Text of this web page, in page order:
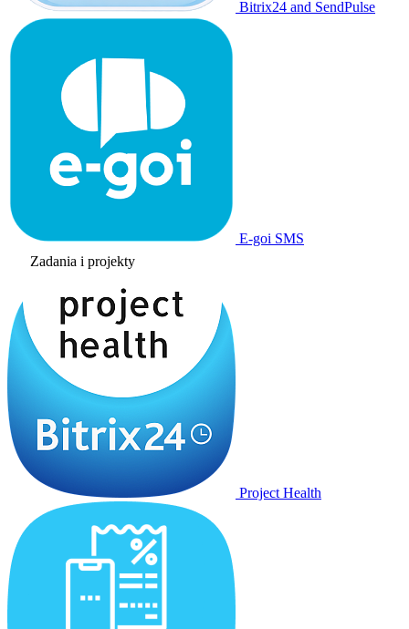
Bitrix24 and SendPulse
E-goi SMS
Zadania i projekty
Project Health